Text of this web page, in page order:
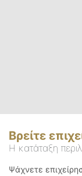
Βρείτε
Η κατάταξη
Ψάχνετε